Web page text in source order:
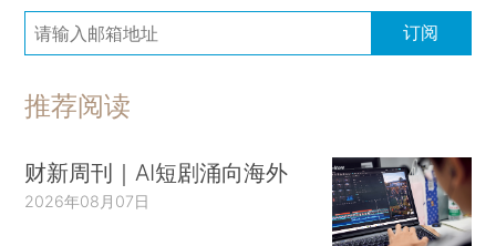
订阅
推荐阅读
财新周刊｜AI短剧涌向海外
2026年08月07日